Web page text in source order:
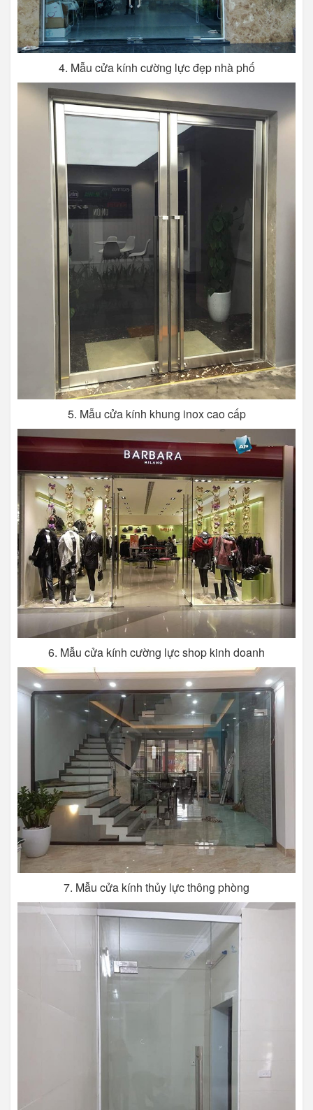
4. Mẫu cửa kính cường lực đẹp nhà phố
5. Mẫu cửa kính khung inox cao cấp
6. Mẫu cửa kính cường lực shop kinh doanh
7. Mẫu cửa kính thủy lực thông phòng